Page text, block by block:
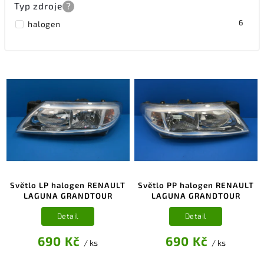
Typ zdroje ?
halogen 6
Světlo LP halogen RENAULT
LAGUNA GRANDTOUR
690 Kč / ks
Detail
Světlo PP halogen RENAULT
LAGUNA GRANDTOUR
690 Kč / ks
Detail